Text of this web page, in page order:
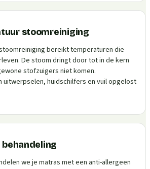
stoomreiniging
bereikt temperaturen die
De stoom dringt door tot in de kern
stofzuigers niet komen.
uitwerpselen, huidschilfers en vuil opgelost
we je matras met een anti-allergeen